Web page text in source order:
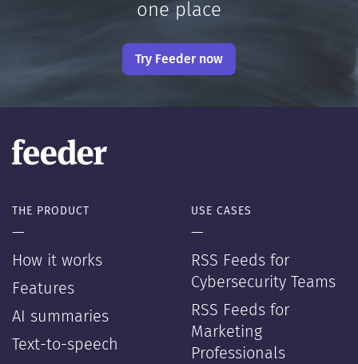
one place
Try Feeder now
THE PRODUCT
—
How it works
Features
AI summaries
Text-to-speech
USE CASES
—
RSS Feeds for
Cybersecurity Teams
RSS Feeds for
Marketing
Professionals